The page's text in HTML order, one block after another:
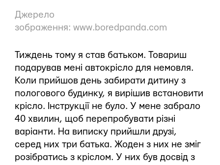
Джерело
зображення: www.boredpanda.com
Тиждень тому я став батьком. Товариш
подарував мені автокрісло для немовля.
Коли прийшов день забирати дитину з
пологового будинку, я вирішив встановити
крісло. Інструкції не було. У мене забрало
40 хвилин, щоб перепробувати різні
варіанти. На виписку прийшли друзі,
серед них три батька. Жоден з них не зміг
розібратись з кріслом. У них був досвід з